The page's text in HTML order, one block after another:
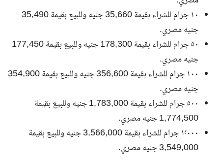
١٠ جرام للشراء بقيمة 35,660 جنيه وللبيع بقيمة 35,490
جنيه مصري.
٥٠ جرام للشراء بقيمة 178,300 جنيه وللبيع بقيمة 177,450
جنيه مصري.
١٠٠ جرام للشراء بقيمة 356,600 جنيه وللبيع بقيمة 354,900
جنيه مصري.
٥٠٠ جرام للشراء بقيمة 1,783,000 جنيه وللبيع بقيمة
1,774,500 جنيه مصري.
١٬٠٠٠ جرام للشراء بقيمة 3,566,000 جنيه وللبيع بقيمة
3,549,000 جنيه مصري.